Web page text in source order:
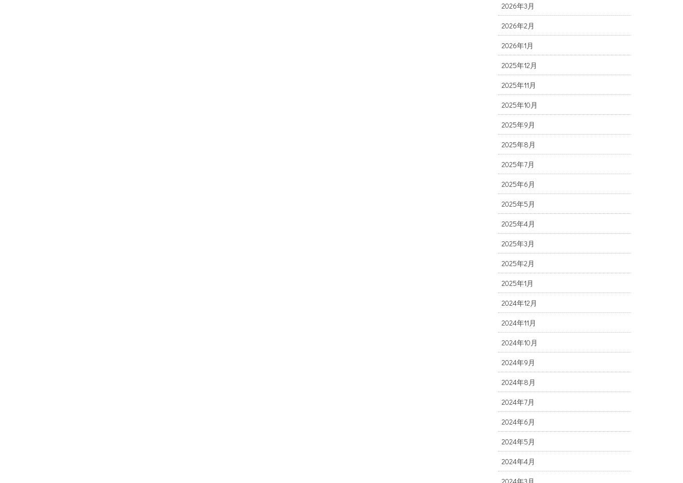
2026年3月
2026年2月
2026年1月
2025年12月
2025年11月
2025年10月
2025年9月
2025年8月
2025年7月
2025年6月
2025年5月
2025年4月
2025年3月
2025年2月
2025年1月
2024年12月
2024年11月
2024年10月
2024年9月
2024年8月
2024年7月
2024年6月
2024年5月
2024年4月